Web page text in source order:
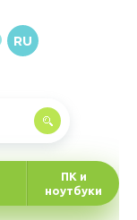
RU
ПК и
ноутбуки